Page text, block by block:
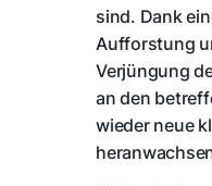
sind. Dank
Aufforstung
Verjüngung
an den
wieder neue